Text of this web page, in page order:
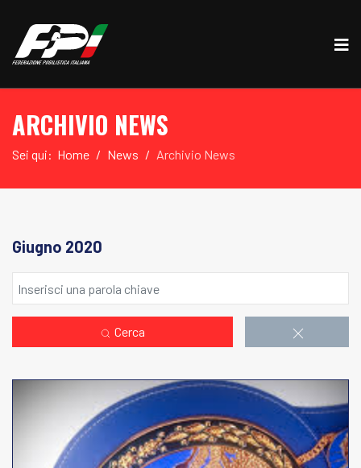
ARCHIVIO NEWS
Sei qui: Home News Archivio News
Giugno 2020
Cerca